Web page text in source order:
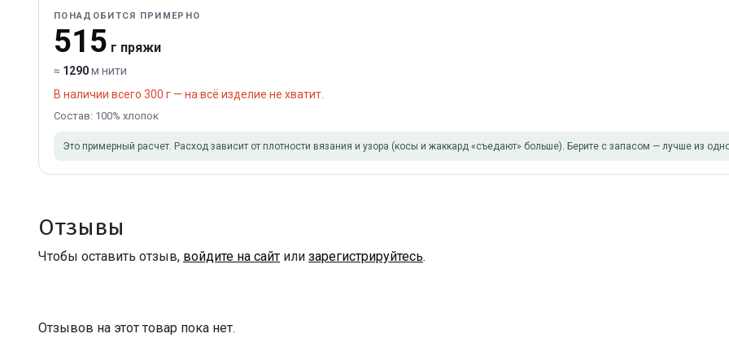
ПОНАДОБИТСЯ ПРИМЕРНО
515 г пряжи
≈ 1290м нити
В наличии всего 300 г — на всё изделие не хватит.
Состав: 100% хлопок
Это примерный расчет. Расход зависит от плотности вязания и узора (косы и жаккард «съедают» больше). Берите с запасом — лучше из
Отзывы
Чтобы оставить отзыв, войдите на сайт или зарегистрируйтесь.
Отзывов на этот товар пока нет.